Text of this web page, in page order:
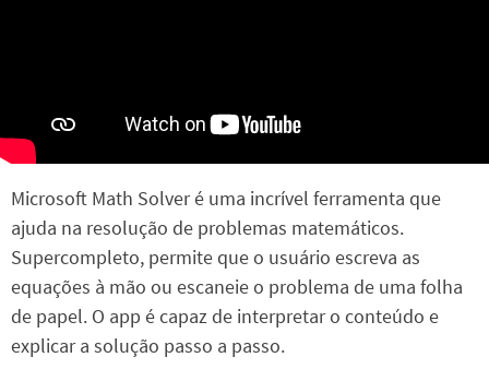
Microsoft Math Solver é uma incrível ferramenta que
ajuda na resolução de problemas matemáticos.
Supercompleto, permite que o usuário escreva as
equações à mão ou escaneie o problema de uma folha
de papel. O app é capaz de interpretar o conteúdo e
explicar a solução passo a passo.